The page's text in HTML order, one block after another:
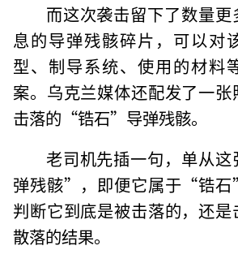
而这次袭击留下了数量
息的导弹残骸碎片，可以对
型、制导系统、使用的材料
案。乌克兰媒体还配发了一
击落的“锆石”导弹残骸。
老司机先插一句，单从
弹残骸”，即便它属于“锆
判断它到底是被击落的，还
散落的结果。